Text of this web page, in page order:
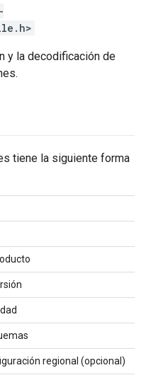
y la decodificación de
tiene la siguiente forma
regional (opcional)